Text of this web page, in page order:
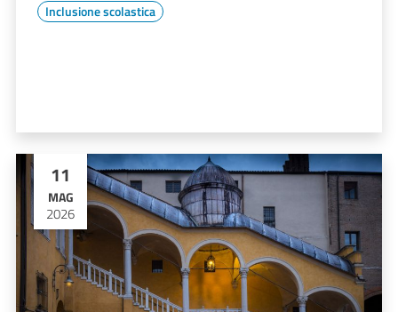
Inclusione scolastica
11
MAG
2026